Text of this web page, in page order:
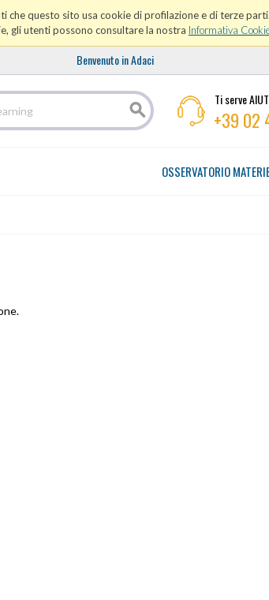
questo sito usa cookie di profilazione e di terze
gli utenti possono consultare la nostra Informativa
Benvenuto in Adaci
Ti serve
+39 02
OSSERVATORIO